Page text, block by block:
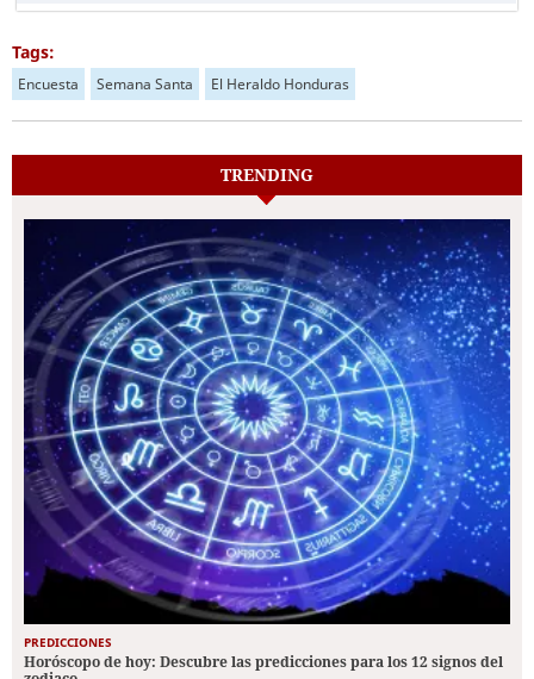
Tags:
Encuesta Semana Santa El Heraldo Honduras
TRENDING
PREDICCIONES
Horóscopo de hoy: Descubre las predicciones para los 12 signos del